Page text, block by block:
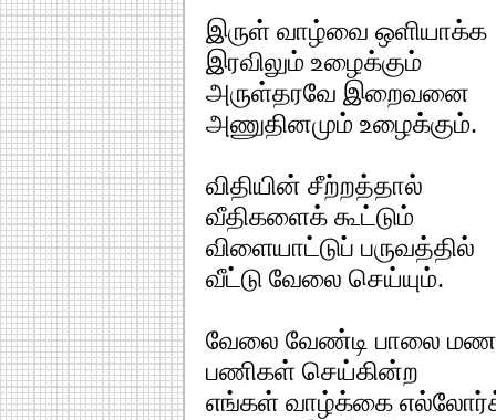
இருள் வாழ்வை ஒளியாக்க
இரவிலும் உழைக்கும்
அருள்தரவே இறைவனை
அணுதினமும் உழைக்கும்.
விதியின் சீற்றத்தால்
வீதிகளைக் கூட்டும்
விளையாட்டுப் பருவத்தில்
வீட்டு வேலை செய்யும்.
வேலை வேண்டி பாலை
பணிகள் செய்கின்ற
எங்கள் வாழ்க்கை